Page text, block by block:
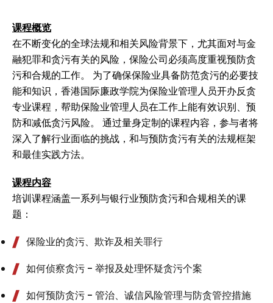
课程概览
在不断变化的全球法规和相关风险背景下，尤其面对与金
融犯罪和贪污有关的风险，保险公司必须高度重视预防贪
污和合规的工作。 为了确保保险业具备防范贪污的必要技
能和知识，香港国际廉政学院为保险业管理人员开办反贪
专业课程，帮助保险业管理人员在工作上能有效识别、预
防和减低贪污风险。 通过量身定制的课程内容，参与者将
深入了解行业面临的挑战，和与预防贪污有关的法规框架
和最佳实践方法。
课程内容
培训课程涵盖一系列与银行业预防贪污和合规相关的课
题：
保险业的贪污、欺诈及相关罪行
如何侦察贪污 - 举报及处理怀疑贪污个案
如何预防贪污 - 管治、诚信风险管理与防贪管控措施